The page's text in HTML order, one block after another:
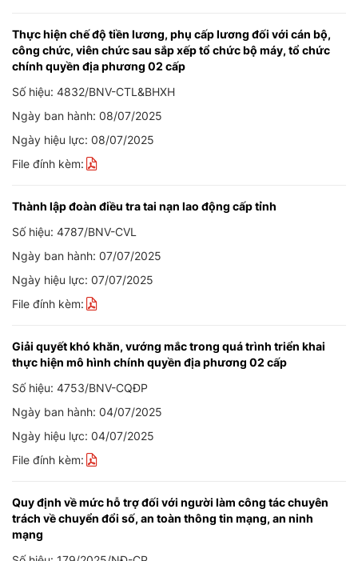
Thực hiện chế độ tiền lương, phụ cấp lương đối với cán bộ,
công chức, viên chức sau sắp xếp tổ chức bộ máy, tổ chức
chính quyền địa phương 02 cấp
Số hiệu: 4832/BNV-CTL&BHXH
Ngày ban hành: 08/07/2025
Ngày hiệu lực: 08/07/2025
File đính kèm:
Thành lập đoàn điều tra tai nạn lao động cấp tỉnh
Số hiệu: 4787/BNV-CVL
Ngày ban hành: 07/07/2025
Ngày hiệu lực: 07/07/2025
File đính kèm:
Giải quyết khó khăn, vướng mắc trong quá trình triển khai
thực hiện mô hình chính quyền địa phương 02 cấp
Số hiệu: 4753/BNV-CQĐP
Ngày ban hành: 04/07/2025
Ngày hiệu lực: 04/07/2025
File đính kèm:
Quy định về mức hỗ trợ đối với người làm công tác chuyên
trách về chuyển đổi số, an toàn thông tin mạng, an ninh
mạng